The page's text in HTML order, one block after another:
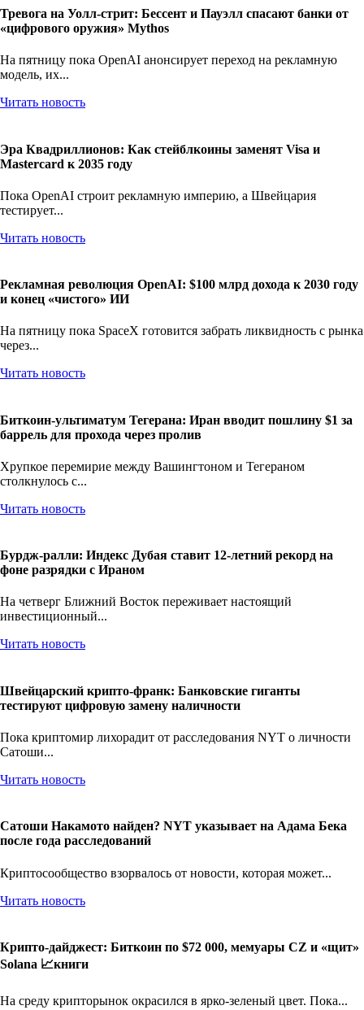
Тревога на Уолл-стрит: Бессент и Пауэлл спасают банки от
«цифрового оружия» Mythos
На пятницу пока OpenAI анонсирует переход на рекламную
модель, их...
Читать новость
Эра Квадриллионов: Как стейблкоины заменят Visa и
Mastercard к 2035 году
Пока OpenAI строит рекламную империю, а Швейцария
тестирует...
Читать новость
Рекламная революция OpenAI: $100 млрд дохода к 2030 году
и конец «чистого» ИИ
На пятницу пока SpaceX готовится забрать ликвидность с рынка
через...
Читать новость
Биткоин-ультиматум Тегерана: Иран вводит пошлину $1 за
баррель для прохода через пролив
Хрупкое перемирие между Вашингтоном и Тегераном
столкнулось с...
Читать новость
Бурдж-ралли: Индекс Дубая ставит 12-летний рекорд на
фоне разрядки с Ираном
На четверг Ближний Восток переживает настоящий
инвестиционный...
Читать новость
Швейцарский крипто-франк: Банковские гиганты
тестируют цифровую замену наличности
Пока криптомир лихорадит от расследования NYT о личности
Сатоши...
Читать новость
Сатоши Накамото найден? NYT указывает на Адама Бека
после года расследований
Криптосообщество взорвалось от новости, которая может...
Читать новость
Крипто-дайджест: Биткоин по $72 000, мемуары CZ и «щит»
Solana 📈книги
На среду крипторынок окрасился в ярко-зеленый цвет. Пока...